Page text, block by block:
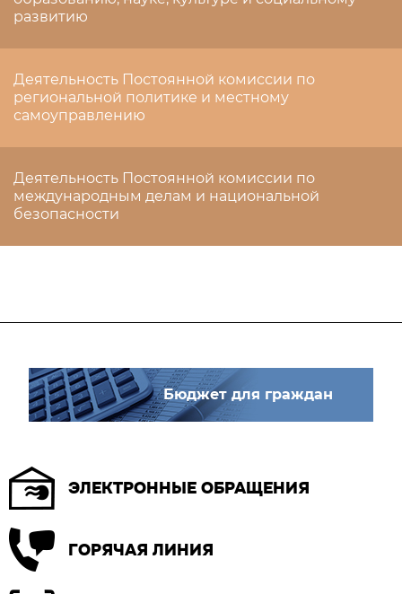
развитию
Деятельность Постоянной комиссии по
региональной политике и местному
самоуправлению
Деятельность Постоянной комиссии по
международным делам и национальной
безопасности
Бюджет для граждан
ЭЛЕКТРОННЫЕ ОБРАЩЕНИЯ
ГОРЯЧАЯ ЛИНИЯ